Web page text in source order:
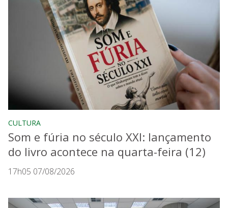
CULTURA
Som e fúria no século XXI: lançamento
do livro acontece na quarta-feira (12)
17h05 07/08/2026